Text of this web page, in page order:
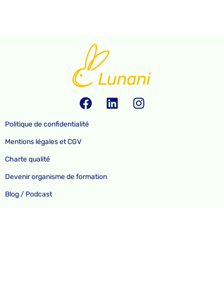
Politique de confidentialité
Mentions légales et CGV
Charte qualité
Devenir organisme de formation
Blog / Podcast